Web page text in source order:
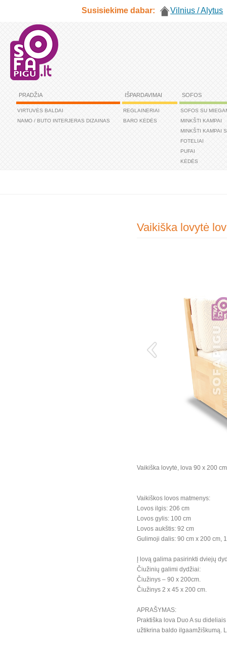
Susisiekime dabar: Vilnius / Alytus
PRADŽIA
VIRTUVĖS BALDAI
NAMO / BUTO INTERJERAS DIZAINAS
IŠPARDAVIMAI
REGLAINERIAI
BARO KĖDĖS
SOFOS
SOFOS SU
MINKŠTI KAMPAI
MINKŠTI KAMPAI
FOTELIAI
PUFAI
KĖDĖS
Vaikiška lovytė
Vaikiška lovytė, lova 90 x 200
Vaikiškos lovos matmenys:
Lovos ilgis: 206 cm
Lovos gylis: 100 cm
Lovos aukštis: 92 cm
Gulimoji dalis: 90 cm x 200 cm,
Į lovą galima pasirinkti dviejų
Čiužinių galimi dydžiai:
Čiužinys – 90 x 200cm.
Čiužinys 2 x 45 x 200 cm.
APRAŠYMAS:
Praktiška lova Duo A su
užtikrina baldo ilgaamžiškumą.